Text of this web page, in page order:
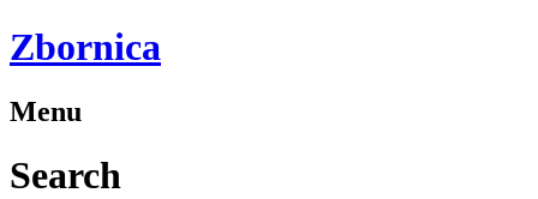
Zbornica
Menu
Search